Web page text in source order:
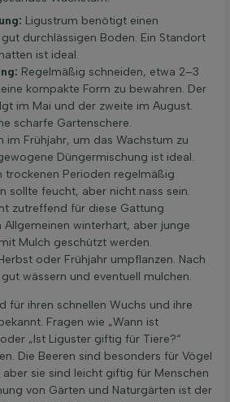
Ligustrum benötigt einen
durchlässigen Boden. Ein Standort
ist ideal.
Regelmäßig schneiden, etwa 2–3
kompakte Form zu bewahren. Der
im Mai und der zweite im August.
scharfe Gartenschere.
im Frühjahr, um das Wachstum zu
Düngermischung ist ideal.
trockenen Perioden regelmäßig
sollte feucht, aber nicht nass sein.
zutreffend für diese Gattung
Allgemeinen winterhart, aber junge
Mulch geschützt werden.
oder Frühjahr umpflanzen. Nach
wässern und eventuell mulchen.
für ihren schnellen Wuchs und ihre
Fragen wie „Wann ist
„Ist Liguster giftig für Tiere?“
Die Beeren sind besonders für Vögel
sie sind leicht giftig für Menschen
von Gärten und Naturgärten ist der